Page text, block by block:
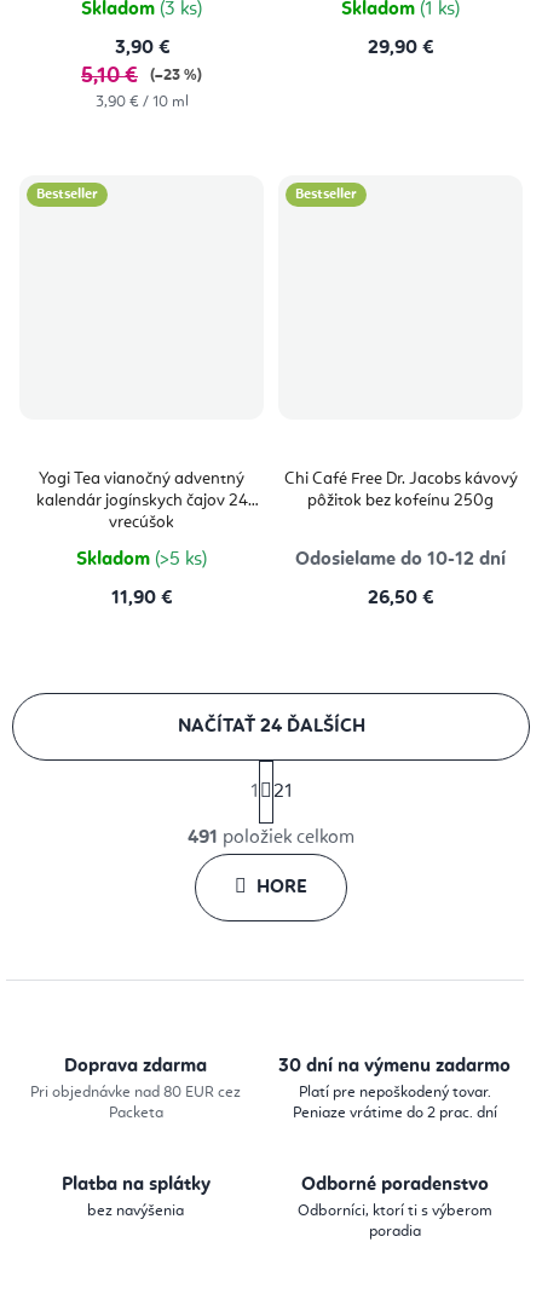
Skladom (3 ks)
3,90 €
5,10 €
(–23 %)
Jednotková
3,90 € / 10 ml
Skladom (1 ks)
29,90 €
Bestseller
Yogi Tea vianočný adventný
kalendár jogínskych čajov 24
vrecúšok
Skladom (>5 ks)
11,90 €
Bestseller
Chi Café Free Dr. Jacobs kávový
pôžitok bez kofeínu 250g
Odosielame do 10-12 dní
26,50 €
O
v
l
á
NAČÍTAŤ 24 ĎALŠÍCH
t
r
á
n
k
v
1 21
491 položiek celkom
HORE
Doprava zdarma
Pri objednávke nad 80 EUR cez
Packeta
30 dní na výmenu zadarmo
Platí pre nepoškodený tovar.
Peniaze vrátime do 2 prac. dní
Platba na splátky
bez navýšenia
Odborné poradenstvo
Odborníci, ktorí ti s výberom
poradia